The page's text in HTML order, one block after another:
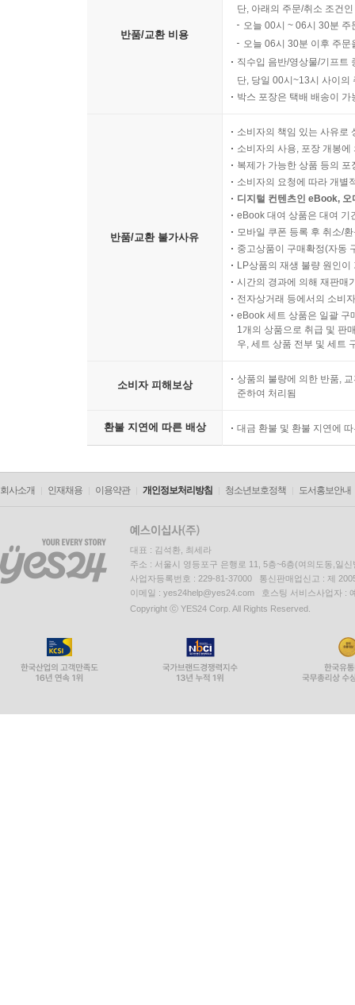
반품/교환 비용
단, 아래의 주문/취소 조건
오늘 00시 ~ 06시 30분
오늘 06시 30분 이후 주
직수입 음반/영상물/기프트
단, 당일 00시~13시 사이의
박스 포장은 택배 배송이
반품/교환 불가사유
소비자의 책임 있는 사유로
소비자의 사용, 포장 개봉
복제가 가능한 상품 등의
소비자의 요청에 따라 개별
디지털 컨텐츠인 eBook,
eBook 대여 상품은 대여 기
모바일 쿠폰 등록 후 취소/
중고상품이 구매확정(자동
LP상품의 재생 불량 원인
시간의 경과에 의해 재판매
전자상거래 등에서의 소비
eBook 세트 상품은 일괄 구
1개의 상품으로 취급 및 판
우, 세트 상품 전부 및 세트
소비자 피해보상
상품의 불량에 의한 반품,
준하여 처리됨
환불 지연에 따른 배상 대금 환불 및 환불 지연에
회사소개 인재채용 이용약관 개인정보처리방침 청소년보호정책 도서홍보안내
대표 : 김석환, 최세라
주소 : 서울시 영등포구 은행로 11, 5층~6층(여의도동,일신
사업자등록번호 : 229-81-37000 통신판매업신고 : 제
이메일 : yes24help@yes24.com 호스팅 서비스사업자 :
Copyright ⓒ YES24 Corp. All Rights Reserved.